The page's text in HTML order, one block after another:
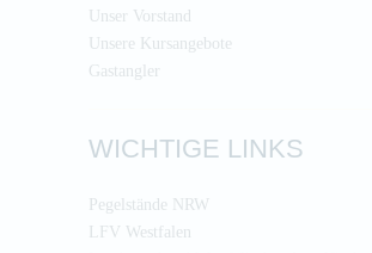
Unser Vorstand
Unsere Kursangebote
Gastangler
WICHTIGE LINKS
Pegelstände NRW
LFV Westfalen